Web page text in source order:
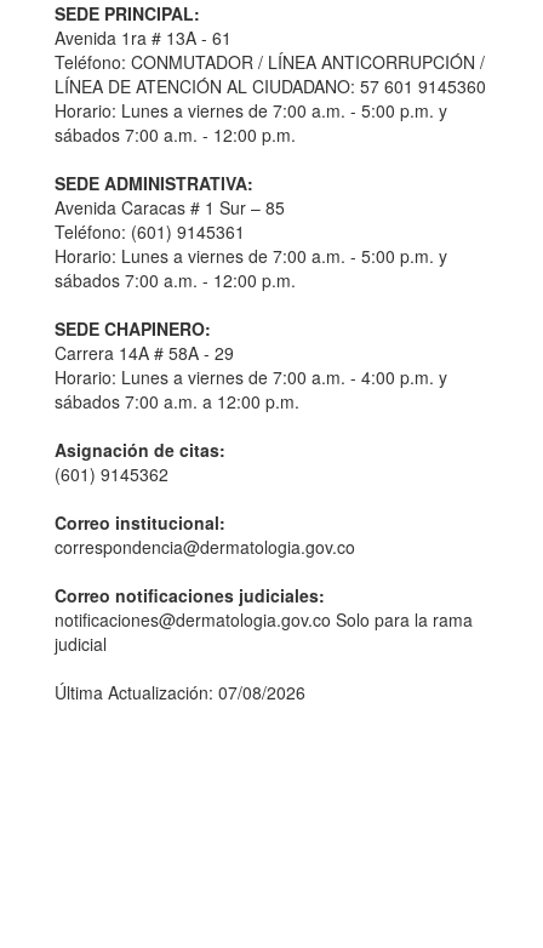
SEDE PRINCIPAL:
Avenida 1ra # 13A - 61
Teléfono: CONMUTADOR / LÍNEA ANTICORRUPCIÓN /
LÍNEA DE ATENCIÓN AL CIUDADANO: 57 601 9145360
Horario: Lunes a viernes de 7:00 a.m. - 5:00 p.m. y
sábados 7:00 a.m. - 12:00 p.m.
SEDE ADMINISTRATIVA:
Avenida Caracas # 1 Sur – 85
Teléfono: (601) 9145361
Horario: Lunes a viernes de 7:00 a.m. - 5:00 p.m. y
sábados 7:00 a.m. - 12:00 p.m.
SEDE CHAPINERO:
Carrera 14A # 58A - 29
Horario: Lunes a viernes de 7:00 a.m. - 4:00 p.m. y
sábados 7:00 a.m. a 12:00 p.m.
Asignación de citas:
(601) 9145362
Correo institucional:
correspondencia@dermatologia.gov.co
Correo notificaciones judiciales:
notificaciones@dermatologia.gov.co Solo para la rama
judicial
Última Actualización: 07/08/2026